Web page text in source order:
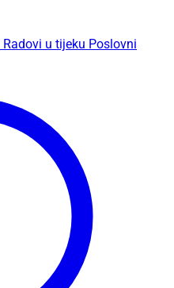
Radovi u tijeku Poslovni